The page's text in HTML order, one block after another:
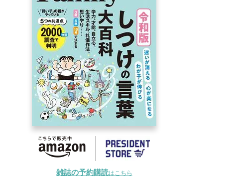
雑誌の予約購読はこちら